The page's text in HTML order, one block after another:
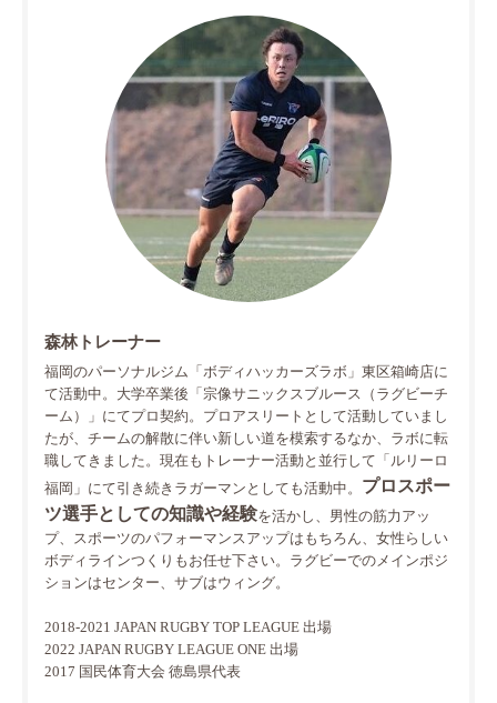
森林トレーナー
福岡のパーソナルジム「ボディハッカーズラボ」東区箱崎店に
て活動中。大学卒業後「宗像サニックスブルース（ラグビーチ
ーム）」にてプロ契約。プロアスリートとして活動していまし
たが、チームの解散に伴い新しい道を模索するなか、ラボに転
職してきました。現在もトレーナー活動と並行して「ルリーロ
福岡」にて引き続きラガーマンとしても活動中。 プロスポー
ツ選手としての知識や経験を活かし、男性の筋力アッ
プ、スポーツのパフォーマンスアップはもちろん、女性らしい
ボディラインつくりもお任せ下さい。ラグビーでのメインポジ
ションはセンター、サブはウィング。
2018-2021 JAPAN RUGBY TOP LEAGUE 出場
2022 JAPAN RUGBY LEAGUE ONE 出場
2017 国民体育大会 徳島県代表